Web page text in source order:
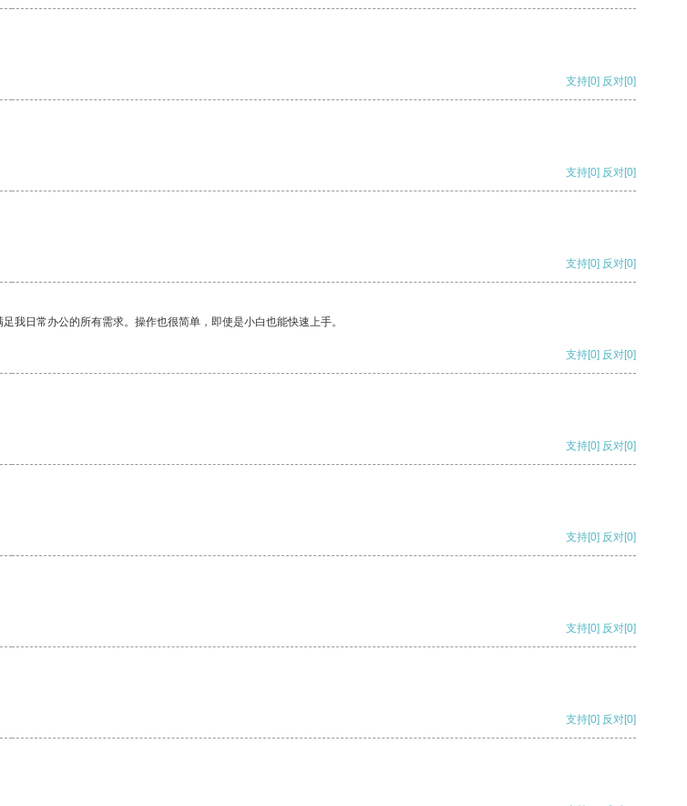
支持[0] 反对[0]
支持[0] 反对[0]
支持[0] 反对[0]
我日常办公的所有需求。操作也很简单，即使是小白也能快速上手。
支持[0] 反对[0]
支持[0] 反对[0]
支持[0] 反对[0]
支持[0] 反对[0]
支持[0] 反对[0]